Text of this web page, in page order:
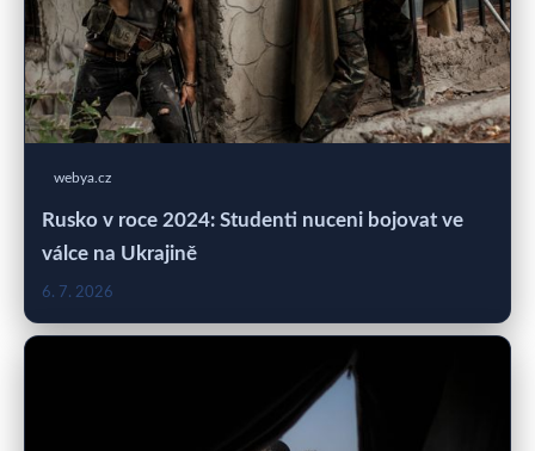
webya.cz
Rusko v roce 2024: Studenti nuceni bojovat ve
válce na Ukrajině
6. 7. 2026